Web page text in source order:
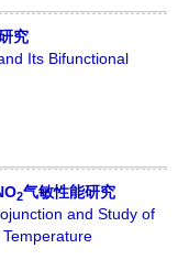
究
Its Bifunctional
2气敏性能研究
and Study of